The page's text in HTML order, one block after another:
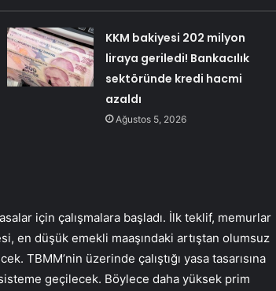
KKM bakiyesi 202 milyon
liraya geriledi! Bankacılık
sektöründe kredi hacmi
azaldı
Ağustos 5, 2026
için çalışmalara başladı. İlk teklif, memurlar
en düşük emekli maaşındaki artıştan olumsuz
TBMM’nin üzerinde çalıştığı yasa tasarısına
geçilecek. Böylece daha yüksek prim